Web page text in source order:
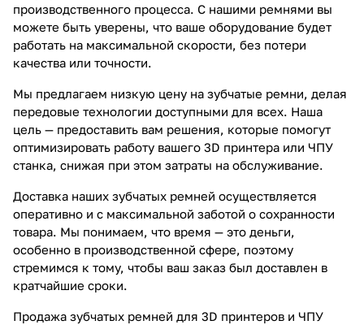
производственного процесса. С нашими ремнями вы
можете быть уверены, что ваше оборудование будет
работать на максимальной скорости, без потери
качества или точности.
Мы предлагаем низкую цену на зубчатые ремни, делая
передовые технологии доступными для всех. Наша
цель — предоставить вам решения, которые помогут
оптимизировать работу вашего 3D принтера или ЧПУ
станка, снижая при этом затраты на обслуживание.
Доставка наших зубчатых ремней осуществляется
оперативно и с максимальной заботой о сохранности
товара. Мы понимаем, что время — это деньги,
особенно в производственной сфере, поэтому
стремимся к тому, чтобы ваш заказ был доставлен в
кратчайшие сроки.
Продажа зубчатых ремней для 3D принтеров и ЧПУ